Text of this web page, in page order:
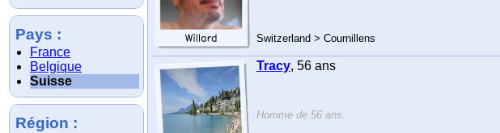
Pays :
France
Belgique
Suisse
Région :
Switzerland > Cournillens
Tracy, 56 ans
Homme de 56 ans.